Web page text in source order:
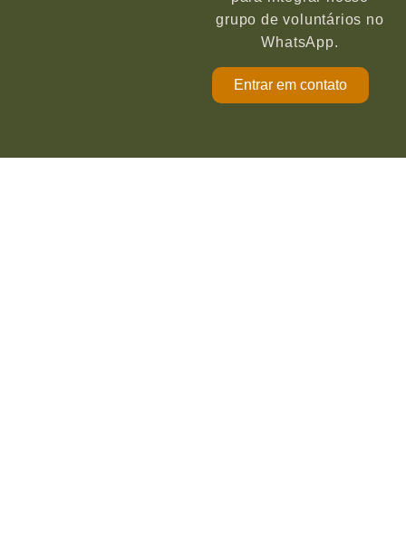
grupo de voluntários no
WhatsApp.
Entrar em contato